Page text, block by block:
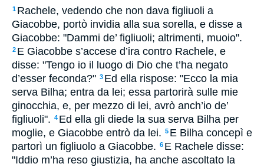
1 Rachele, vedendo che non dava figliuoli a
Giacobbe, portò invidia alla sua sorella, e disse a
Giacobbe: "Dammi de’ figliuoli; altrimenti, muoio".
2 E Giacobbe s’accese d’ira contro Rachele, e
disse: "Tengo io il luogo di Dio che t’ha negato
d’esser feconda?" 3 Ed ella rispose: "Ecco la mia
serva Bilha; entra da lei; essa partorirà sulle mie
ginocchia, e, per mezzo di lei, avrò anch’io de’
figliuoli". 4 Ed ella gli diede la sua serva Bilha per
moglie, e Giacobbe entrò da lei. 5 E Bilha concepì e
partorì un figliuolo a Giacobbe. 6 E Rachele disse:
"Iddio m’ha reso giustizia, ha anche ascoltato la